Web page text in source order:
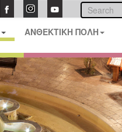
ΑΝΘΕΚΤΙΚΗ ΠΟΛΗ